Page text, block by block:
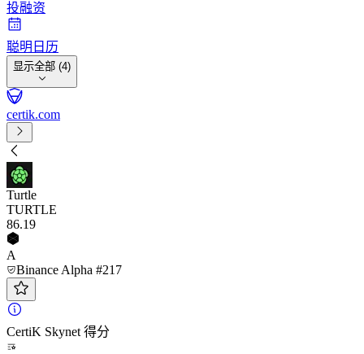
投融资
聪明日历
显示全部 (4)
certik.com
Turtle
TURTLE
86.19
A
Binance Alpha #217
CertiK Skynet 得分